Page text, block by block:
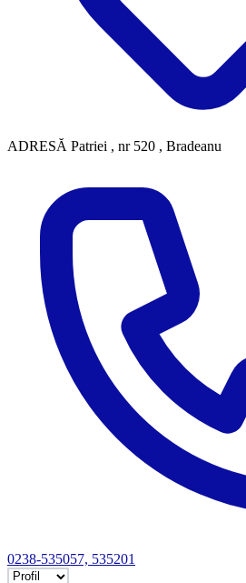
ADRESĂ Patriei , nr 520 , Bradeanu
0238-535057, 535201
Selectează tab